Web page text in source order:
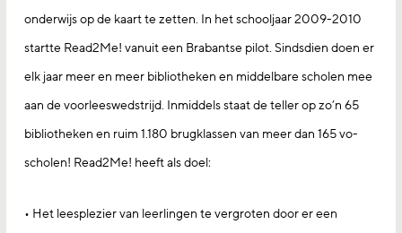
onderwijs op de kaart te zetten. In het schooljaar 2009-2010
startte Read2Me! vanuit een Brabantse pilot. Sindsdien doen er
elk jaar meer en meer bibliotheken en middelbare scholen mee
aan de voorleeswedstrijd. Inmiddels staat de teller op zo’n 65
bibliotheken en ruim 1.180 brugklassen van meer dan 165 vo-
scholen! Read2Me! heeft als doel:
• Het leesplezier van leerlingen te vergroten door er een